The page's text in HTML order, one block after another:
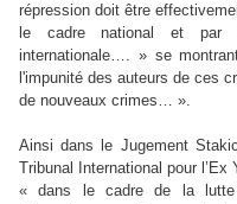
répression doit être
le cadre national et par
internationale…. » se
l'impunité des auteurs de ces
de nouveaux crimes… ».
Ainsi dans le Jugement
Tribunal International pour
« dans le cadre de la lutte